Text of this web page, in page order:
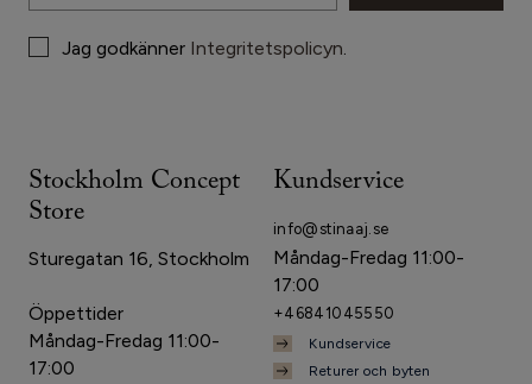
Jag godkänner Integritetspolicyn.
Stockholm Concept
Store
Sturegatan 16, Stockholm
Öppettider
Måndag-Fredag 11:00-
17:00
Kundservice
info@stinaaj.se
Måndag-Fredag 11:00-
17:00
+46841045550
Kundservice
Returer och byten